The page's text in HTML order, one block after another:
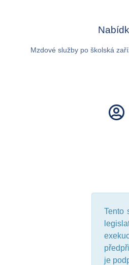
Mzdové služby po školská
Tento
je